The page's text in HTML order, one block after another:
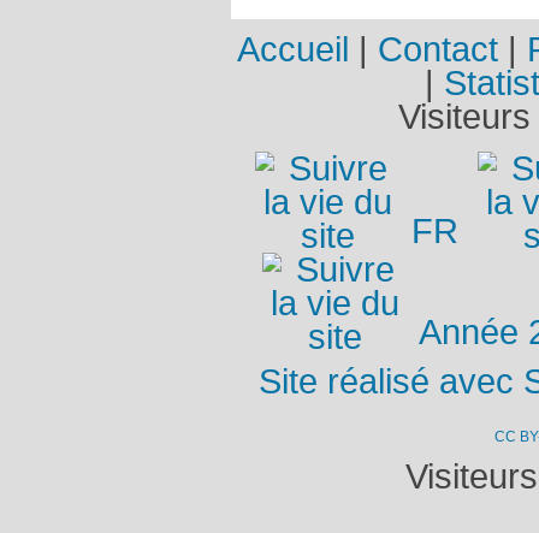
Accueil | Contact |
|
FR
Année
Site réalisé avec
CC